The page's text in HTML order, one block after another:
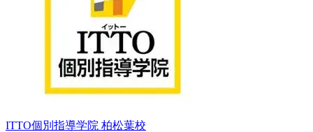
ITTO個別指導学院 柏松葉校